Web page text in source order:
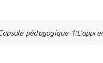
pédagogique